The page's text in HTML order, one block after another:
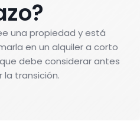
una propiedad y está
en un alquiler a corto
debe considerar antes
la transición.